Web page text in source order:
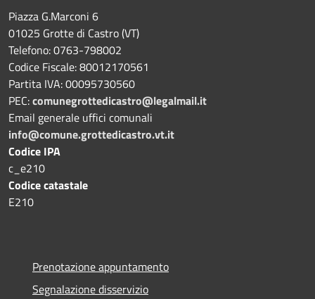
Piazza G.Marconi 6
01025 Grotte di Castro (VT)
Telefono: 0763-798002
Codice Fiscale: 80012170561
Partita IVA: 00095730560
PEC:comunegrottedicastro@legalmail.it
Email generale uffici comunali
info@comune.grottedicastro.vt.it
Codice IPA
c_e210
Codice catastale
E210
Prenotazione appuntamento
Segnalazione disservizio